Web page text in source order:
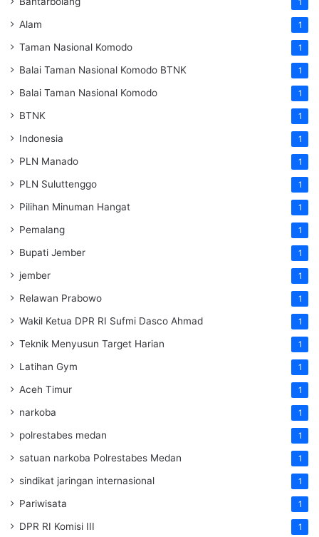
1
Alam 1
Taman Nasional Komodo 1
Balai Taman Nasional Komodo BTNK 1
Balai Taman Nasional Komodo 1
BTNK 1
Indonesia 1
PLN Manado 1
PLN Suluttenggo 1
Pilihan Minuman Hangat 1
Pemalang 1
Bupati Jember 1
jember 1
Relawan Prabowo 1
Wakil Ketua DPR RI Sufmi Dasco Ahmad 1
Teknik Menyusun Target Harian 1
Latihan Gym 1
Aceh Timur 1
narkoba 1
polrestabes medan 1
satuan narkoba Polrestabes Medan 1
sindikat jaringan internasional 1
Pariwisata 1
DPR RI Komisi III 1